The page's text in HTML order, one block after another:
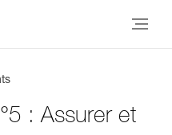
: Assurer et